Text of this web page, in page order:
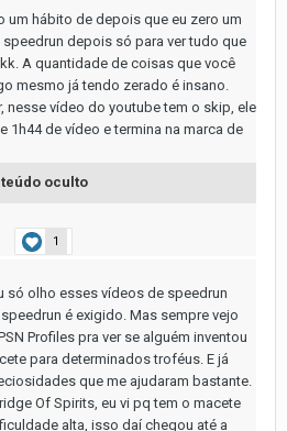
um hábito de depois que eu zero um
depois só para ver tudo que
A quantidade de coisas que você
mesmo já tendo zerado é insano.
nesse vídeo do youtube tem o skip, ele
1h44 de vídeo e termina na marca de
oculto
1
só olho esses vídeos de speedrun
é exigido. Mas sempre vejo
Profiles pra ver se alguém inventou
para determinados troféus. E já
que me ajudaram bastante.
Of Spirits, eu vi pq tem o macete
alta, isso daí chegou até a